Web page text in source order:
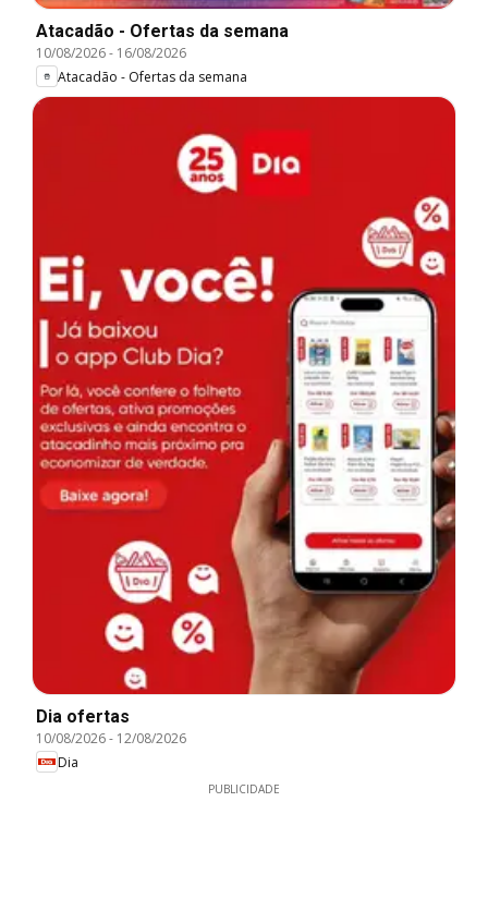
Atacadão - Ofertas da semana
10/08/2026- 16/08/2026
Atacadão - Ofertas da semana
Dia ofertas
10/08/2026- 12/08/2026
Dia
PUBLICIDADE